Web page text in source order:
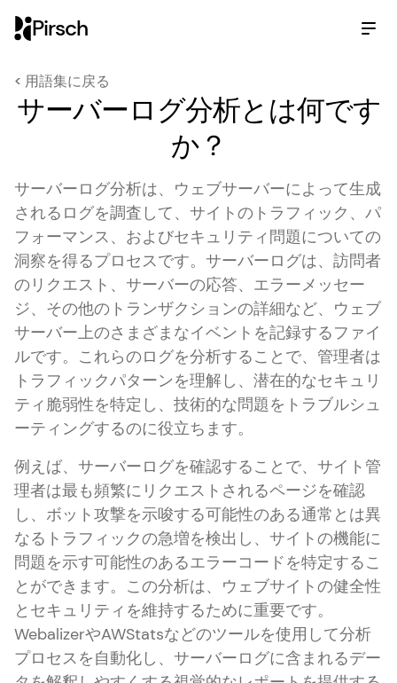
Pirsch
< 用語集に戻る
サーバーログ分析とは何です
か？
サーバーログ分析は、ウェブサーバーによって生成
されるログを調査して、サイトのトラフィック、パ
フォーマンス、およびセキュリティ問題についての
洞察を得るプロセスです。サーバーログは、訪問者
のリクエスト、サーバーの応答、エラーメッセー
ジ、その他のトランザクションの詳細など、ウェブ
サーバー上のさまざまなイベントを記録するファイ
ルです。これらのログを分析することで、管理者は
トラフィックパターンを理解し、潜在的なセキュリ
ティ脆弱性を特定し、技術的な問題をトラブルシュ
ーティングするのに役立ちます。
例えば、サーバーログを確認することで、サイト管
理者は最も頻繁にリクエストされるページを確認
し、ボット攻撃を示唆する可能性のある通常とは異
なるトラフィックの急増を検出し、サイトの機能に
問題を示す可能性のあるエラーコードを特定するこ
とができます。この分析は、ウェブサイトの健全性
とセキュリティを維持するために重要です。
WebalizerやAWStatsなどのツールを使用して分析
プロセスを自動化し、サーバーログに含まれるデー